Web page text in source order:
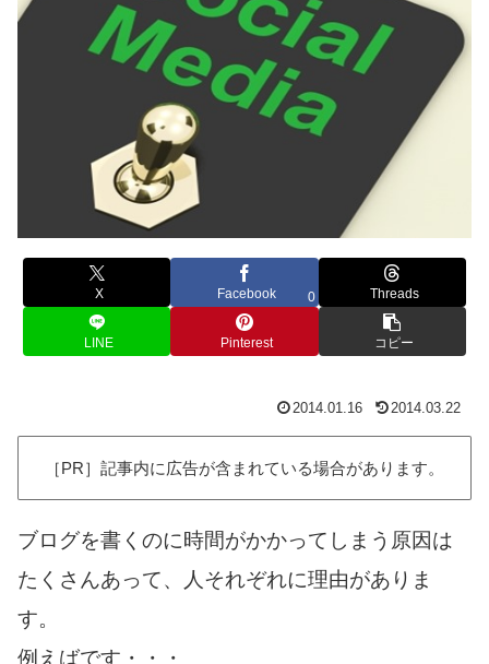
X Facebook 0 Threads
LINE Pinterest コピー
2014.01.16 2014.03.22
［PR］記事内に広告が含まれている場合があります。
ブログを書くのに時間がかかってしまう原因は
たくさんあって、人それぞれに理由がありま
す。
例えばです・・・